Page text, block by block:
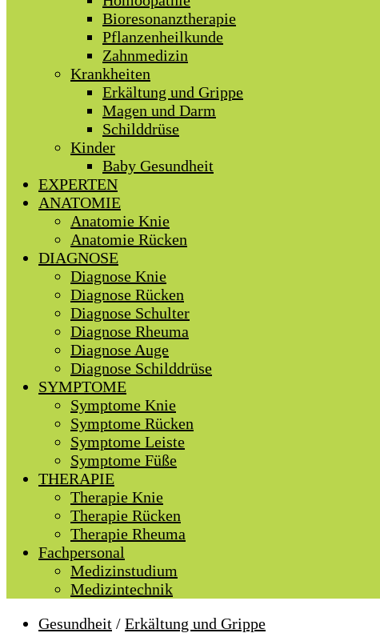
Bioresonanztherapie
Pflanzenheilkunde
Zahnmedizin
Krankheiten
Erkältung und Grippe
Magen und Darm
Schilddrüse
Kinder
Baby Gesundheit
EXPERTEN
ANATOMIE
Anatomie Knie
Anatomie Rücken
DIAGNOSE
Diagnose Knie
Diagnose Rücken
Diagnose Schulter
Diagnose Rheuma
Diagnose Auge
Diagnose Schilddrüse
SYMPTOME
Symptome Knie
Symptome Rücken
Symptome Leiste
Symptome Füße
THERAPIE
Therapie Knie
Therapie Rücken
Therapie Rheuma
Fachpersonal
Medizinstudium
Medizintechnik
Gesundheit / Erkältung und Grippe